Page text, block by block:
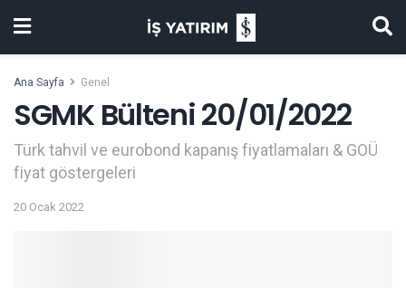
Ana Sayfa Genel
SGMK Bülteni 20/01/2022
Türk tahvil ve eurobond kapanış fiyatlamaları & GOÜ
fiyat göstergeleri
20 Ocak 2022